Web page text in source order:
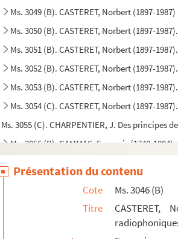
Ms. 3049 (B). CASTERET, Norbert (1897-
Ms. 3050 (B). CASTERET, Norbert (1897-
Ms. 3051 (B). CASTERET, Norbert (1897-
Ms. 3052 (B). CASTERET, Norbert (1897-
Ms. 3053 (B). CASTERET, Norbert (1897-
Ms. 3054 (C). CASTERET, Norbert (1897-
Ms. 3055 (C). CHARPENTIER, J. Des principes
Ms. 3056 (B). CAMMAS, François (1740-
Ms. 3058 (C). RABAUDY, Bernard. Tractatus
Ms. 3060 à 3074. Maurice Magre. Ms. 3060 à
Présentation du contenu
Cote
Ms. 3046 (B)
Titre
CASTERET,